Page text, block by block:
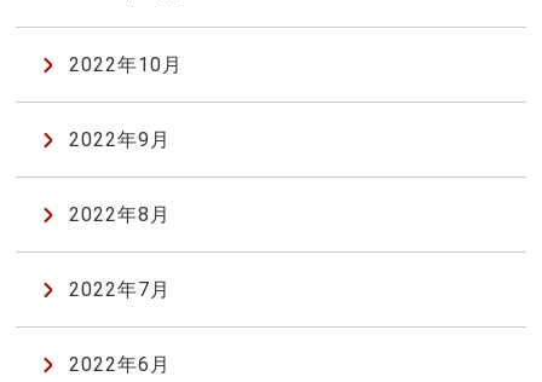
2022年10月
2022年9月
2022年8月
2022年7月
2022年6月